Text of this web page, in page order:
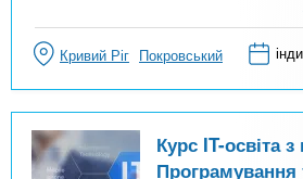
Кривий Ріг Покровський
Курс IT-освіта
Програмування